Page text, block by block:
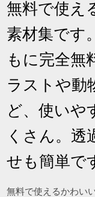
無料で使え
素材集です
もに完全無
ラストや動
ど、使いや
くさん。透
せも簡単で
無料で使えるかわい